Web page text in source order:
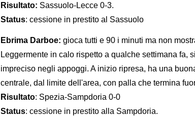
Risultato: Sassuolo-Lecce 0-3.
Status: cessione in prestito al Sassuolo
Ebrima Darboe: gioca tutti e 90 i minuti ma non
Leggermente in calo rispetto a qualche settimana fa,
impreciso negli appoggi. A inizio ripresa, ha una
centrale, dal limite dell'area, con palla che termina
Risultato: Spezia-Sampdoria 0-0
Status: cessione in prestito alla Sampdoria.